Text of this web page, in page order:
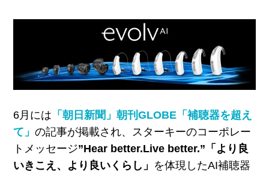
6月には 「朝日新聞」朝刊GLOBE「補聴器を超え
て」 の記事が掲載され、スターキーのコーポレー
トメッセージ”Hear better.Live better.”「より良
いきこえ、より良いくらし」 を体現したAI補聴器